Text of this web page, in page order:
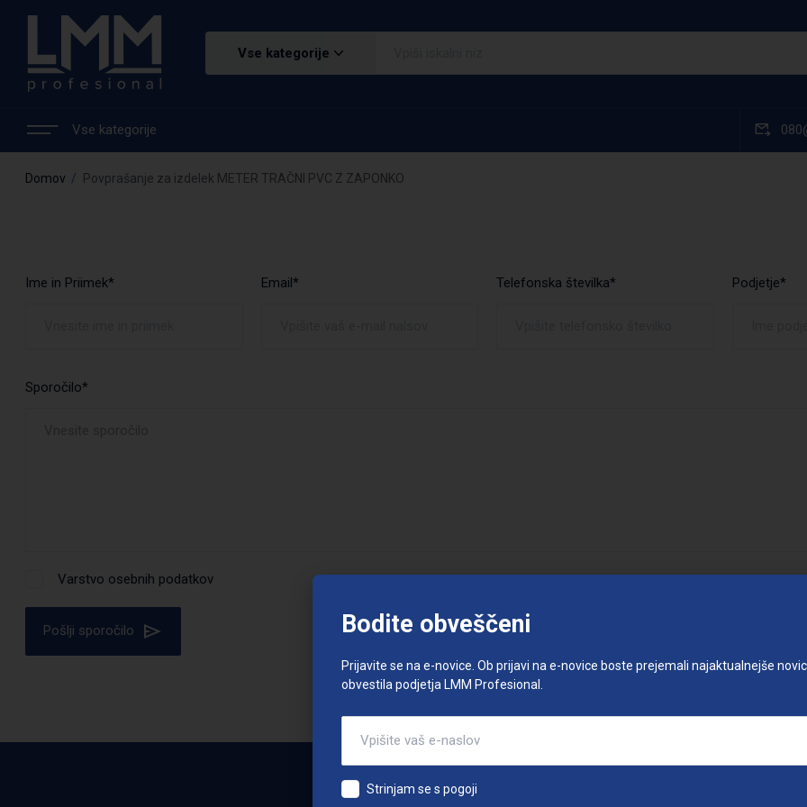
Vse kategorije
Vse kategorije
Domov Povprašanje za izdelek METER TRAČNI PVC Z ZAPONKO
Ime in Priimek* Email* Telefonska številka* Podjetje*
Sporočilo*
Varstvo osebnih podatkov
Pošlji sporočilo Bodite obveščeni
Prijavite se na e-novice. Ob prijavi na e-novice boste prejemali najaktualnejše
obvestila podjetja LMM Profesional.
Strinjam se s pogoji